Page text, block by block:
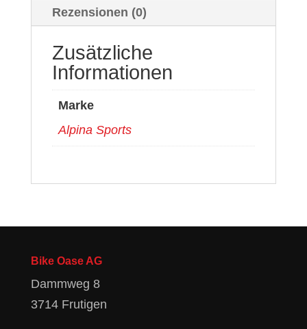
Rezensionen (0)
Zusätzliche
Informationen
Marke
Alpina Sports
Bike Oase AG
Dammweg 8
3714 Frutigen